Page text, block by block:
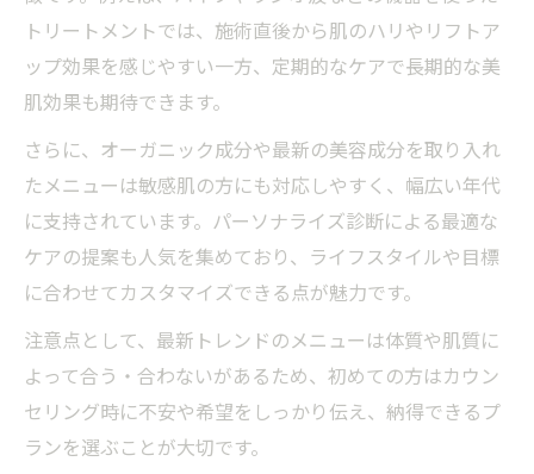
トリートメントでは、施術直後から肌のハリやリフトア
ップ効果を感じやすい一方、定期的なケアで長期的な美
肌効果も期待できます。
さらに、オーガニック成分や最新の美容成分を取り入れ
たメニューは敏感肌の方にも対応しやすく、幅広い年代
に支持されています。パーソナライズ診断による最適な
ケアの提案も人気を集めており、ライフスタイルや目標
に合わせてカスタマイズできる点が魅力です。
注意点として、最新トレンドのメニューは体質や肌質に
よって合う・合わないがあるため、初めての方はカウン
セリング時に不安や希望をしっかり伝え、納得できるプ
ランを選ぶことが大切です。